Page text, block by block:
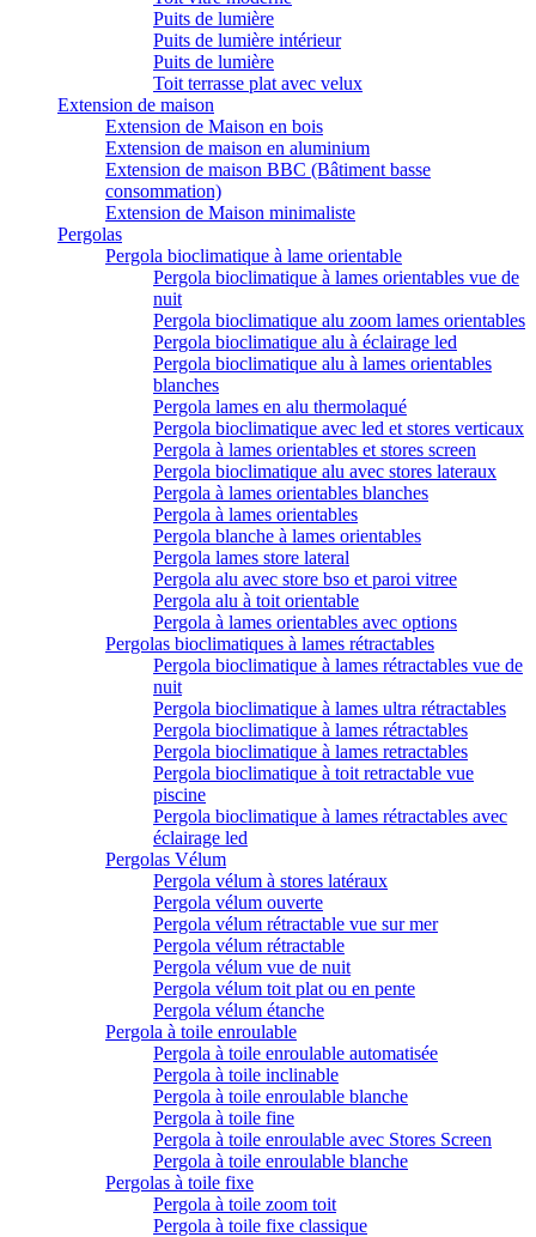
Puits de lumière
Puits de lumière intérieur
Puits de lumière
Toit terrasse plat avec velux
Extension de maison
Extension de Maison en bois
Extension de maison en aluminium
Extension de maison BBC (Bâtiment basse
consommation)
Extension de Maison minimaliste
Pergolas
Pergola bioclimatique à lame orientable
Pergola bioclimatique à lames orientables vue de
nuit
Pergola bioclimatique alu zoom lames orientables
Pergola bioclimatique alu à éclairage led
Pergola bioclimatique alu à lames orientables
blanches
Pergola lames en alu thermolaqué
Pergola bioclimatique avec led et stores verticaux
Pergola à lames orientables et stores screen
Pergola bioclimatique alu avec stores lateraux
Pergola à lames orientables blanches
Pergola à lames orientables
Pergola blanche à lames orientables
Pergola lames store lateral
Pergola alu avec store bso et paroi vitree
Pergola alu à toit orientable
Pergola à lames orientables avec options
Pergolas bioclimatiques à lames rétractables
Pergola bioclimatique à lames rétractables vue de
nuit
Pergola bioclimatique à lames ultra rétractables
Pergola bioclimatique à lames rétractables
Pergola bioclimatique à lames retractables
Pergola bioclimatique à toit retractable vue
piscine
Pergola bioclimatique à lames rétractables avec
éclairage led
Pergolas Vélum
Pergola vélum à stores latéraux
Pergola vélum ouverte
Pergola vélum rétractable vue sur mer
Pergola vélum rétractable
Pergola vélum vue de nuit
Pergola vélum toit plat ou en pente
Pergola vélum étanche
Pergola à toile enroulable
Pergola à toile enroulable automatisée
Pergola à toile inclinable
Pergola à toile enroulable blanche
Pergola à toile fine
Pergola à toile enroulable avec Stores Screen
Pergola à toile enroulable blanche
Pergolas à toile fixe
Pergola à toile zoom toit
Pergola à toile fixe classique